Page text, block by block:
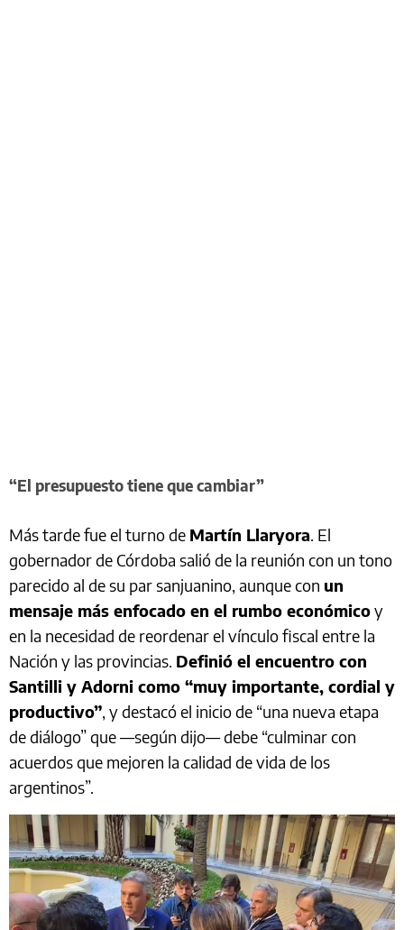
“El presupuesto tiene que cambiar”
Más tarde fue el turno de Martín Llaryora. El
gobernador de Córdoba salió de la reunión con un tono
parecido al de su par sanjuanino, aunque con un
mensaje más enfocado en el rumbo económicoy
en la necesidad de reordenar el vínculo fiscal entre la
Nación y las provincias. Definió el encuentro con
Santilli y Adorni como “muy importante, cordial y
productivo”, y destacó el inicio de “una nueva etapa
de diálogo” que —según dijo— debe “culminar con
acuerdos que mejoren la calidad de vida de los
argentinos”.